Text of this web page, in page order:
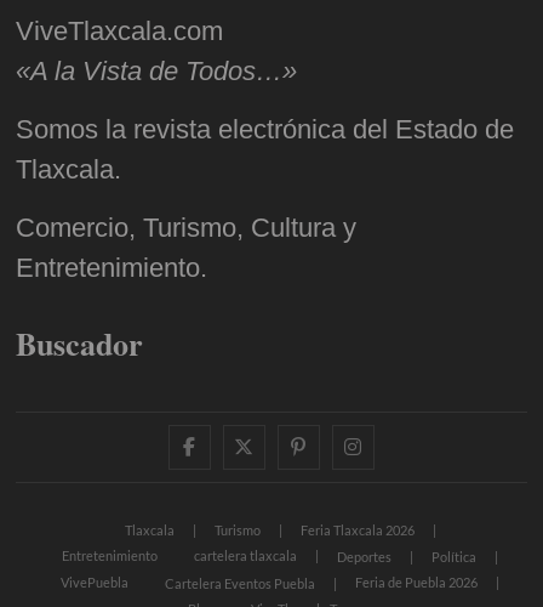
ViveTlaxcala.com
«A la Vista de Todos…»
Somos la revista electrónica del Estado de
Tlaxcala.
Comercio, Turismo, Cultura y
Entretenimiento.
Buscador
facebooktwitter
pinterestinstagram
Tlaxcala Turismo
Feria Tlaxcala 2026
Entretenimiento
cartelera tlaxcala Deportes
Política
VivePuebla
Cartelera Eventos Puebla
Feria de Puebla 2026